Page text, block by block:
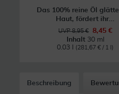
Das 100% reine Öl
Haut, fördert ihr...
UVP 8,95 €
8,45 €
Inhalt 30 ml
0.03 l
(281,67 € / 1 l)
Beschreibung